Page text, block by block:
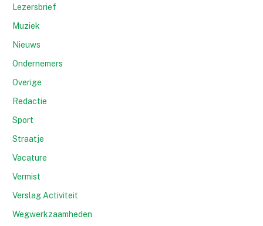
Lezersbrief
Muziek
Nieuws
Ondernemers
Overige
Redactie
Sport
Straatje
Vacature
Vermist
Verslag Activiteit
Wegwerkzaamheden